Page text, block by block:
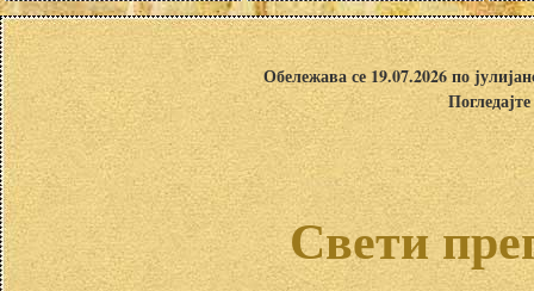
Обележава се 19.07.2026 по
Свети